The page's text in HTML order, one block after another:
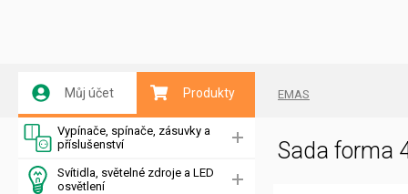
Můj účet Produkty
Vypínače, spínače, zásuvky a
příslušenství
Svítidla, světelné zdroje a LED
osvětlení
EMAS
Sada forma